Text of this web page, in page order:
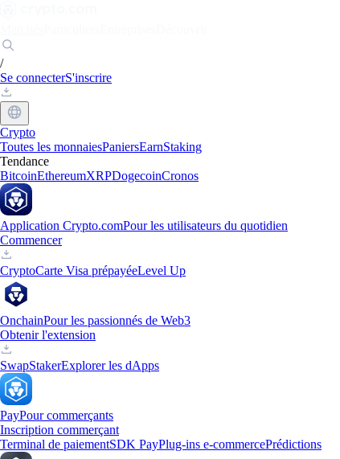
/
Se connecterS'inscrire
Crypto
Toutes les monnaiesPaniersEarnStaking
Tendance
BitcoinEthereumXRPDogecoinCronos
Application Crypto.comPour les utilisateurs du quotidien
Commencer
CryptoCarte Visa prépayéeLevel Up
OnchainPour les passionnés de Web3
Obtenir l'extension
SwapStakerExplorer les dApps
PayPour commerçants
Inscription commerçant
Terminal de paiementSDK PayPlug-ins e-commercePrédictions